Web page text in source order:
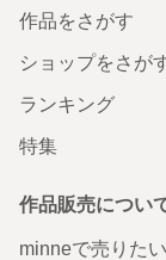
作品をさがす
ショップをさが
ランキング
特集
作品販売につい
minneで売りたい